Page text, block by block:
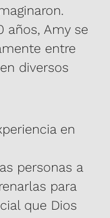
años, Amy se
entre
diversos
en
personas a
para
que Dios